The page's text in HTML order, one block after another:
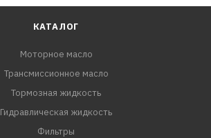
КАТАЛОГ
Моторное масло
Трансмиссионное масло
Тормозная жидкость
Гидравлическая жидкость
Фильтры